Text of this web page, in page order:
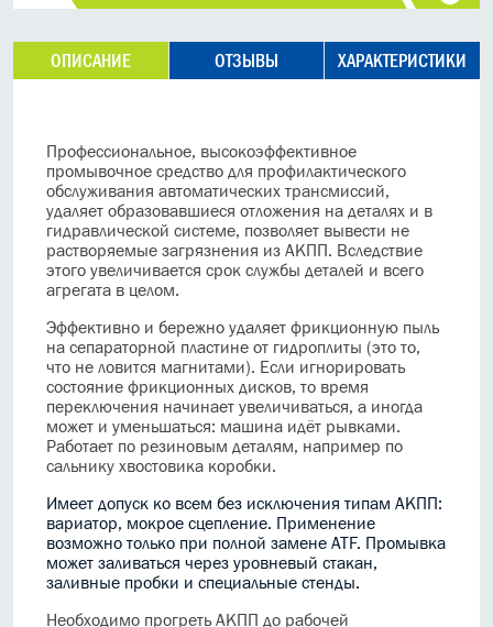
ОПИСАНИЕ ОТЗЫВЫ ХАРАКТЕРИСТИКИ
Профессиональное, высокоэффективное
промывочное средство для профилактического
обслуживания автоматических трансмиссий,
удаляет образовавшиеся отложения на деталях и в
гидравлической системе, позволяет вывести не
растворяемые загрязнения из АКПП. Вследствие
этого увеличивается срок службы деталей и всего
агрегата в целом.
Эффективно и бережно удаляет фрикционную пыль
на сепараторной пластине от гидроплиты (это то,
что не ловится магнитами). Если игнорировать
состояние фрикционных дисков, то время
переключения начинает увеличиваться, а иногда
может и уменьшаться: машина идёт рывками.
Работает по резиновым деталям, например по
сальнику хвостовика коробки.
Имеет допуск ко всем без исключения типам АКПП:
вариатор, мокрое сцепление. Применение
возможно только при полной замене ATF. Промывка
может заливаться через уровневый стакан,
заливные пробки и специальные стенды.
Необходимо прогреть АКПП до рабочей